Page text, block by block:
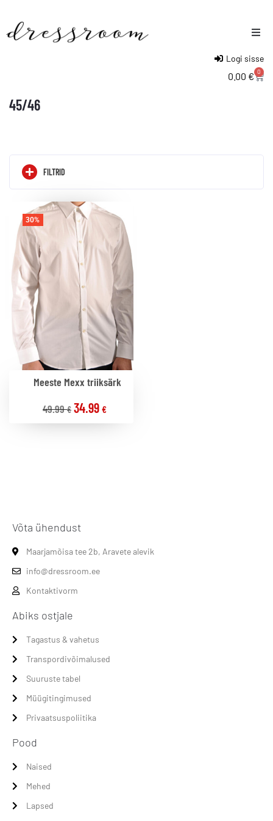
Logi sisse
0.00 € 0
45/46
FILTRID
30%
Meeste Mexx triiksärk
49.99€ 34.99 €
Võta ühendust
Maarjamõisa tee 2b, Aravete alevik
info@dressroom.ee
Kontaktivorm
Abiks ostjale
Tagastus & vahetus
Transpordivõimalused
Suuruste tabel
Müügitingimused
Privaatsuspoliitika
Pood
Naised
Mehed
Lapsed